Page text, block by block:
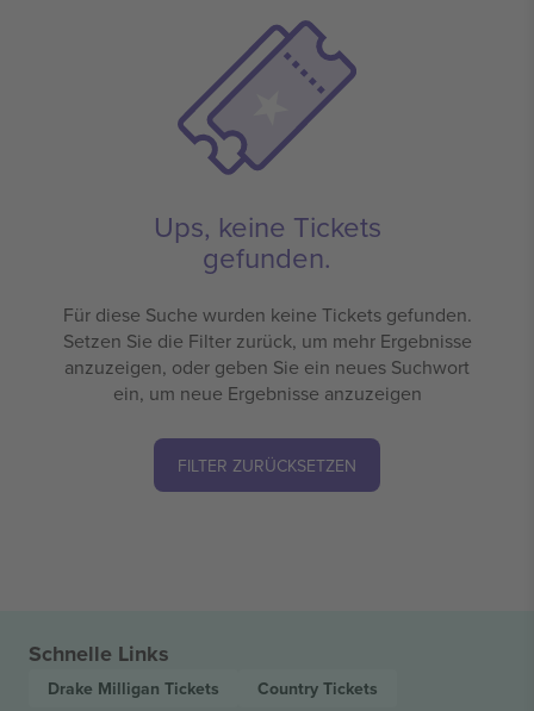
Ups, keine Tickets
gefunden.
Für diese Suche wurden keine Tickets gefunden.
Setzen Sie die Filter zurück, um mehr Ergebnisse
anzuzeigen, oder geben Sie ein neues Suchwort
ein, um neue Ergebnisse anzuzeigen
FILTER ZURÜCKSETZEN
Schnelle Links
Drake Milligan Tickets Country Tickets